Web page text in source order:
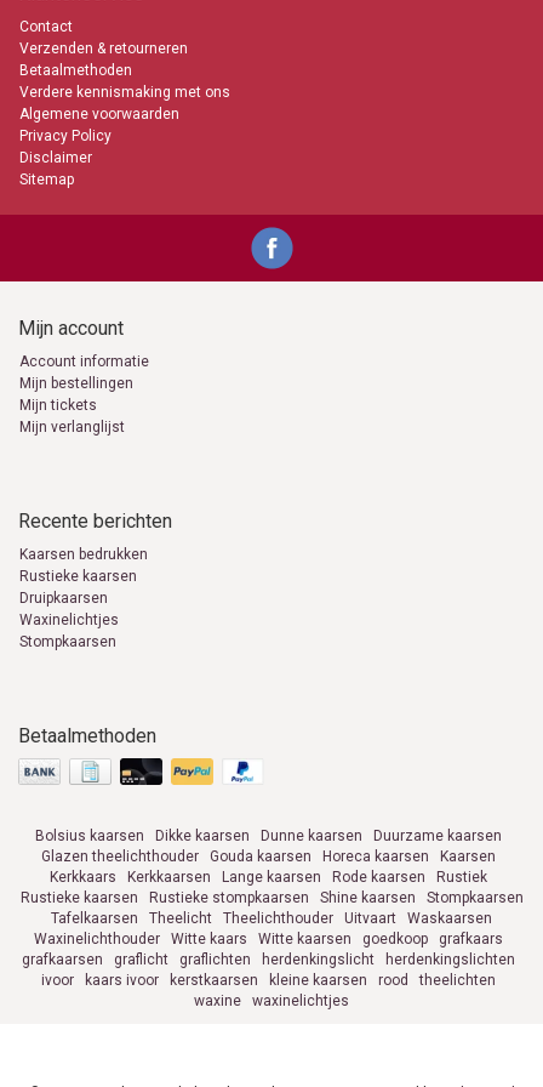
Een kaarsje branden kan voor allerlei gebeurtenissen. Een Kerkkaars
is daar uitermate geschikt voor. Je kunt het zo gek niet bedenken of
het wordt wel gedaan. Een kaarsje zo maar branden, om sfeer
te creëren tijdens een gezellig samenzijn met familie, vrienden of je
geliefde, als herdenking, om een wens te doen, om licht te geven, of
warmte, om in nood iets te kunnen zien. Kaarsen-online garandeert
de kwaliteit van deze Kerkkaarsen en de daarbij behorende branduren.
Tevens is de pit (lont) gemaakt van hoogwaardig geweven katoen.
Contact
Verzenden & retourneren
Betaalmethoden
Verdere kennismaking met ons
Algemene voorwaarden
Privacy Policy
Disclaimer
Sitemap
Mijn account
Account informatie
Mijn bestellingen
Mijn tickets
Mijn verlanglijst
Recente berichten
Kaarsen bedrukken
Rustieke kaarsen
Druipkaarsen
Waxinelichtjes
Stompkaarsen
Betaalmethoden
Bolsius kaarsen Dikke kaarsen Dunne kaarsen
Duurzame kaarsen
Glazen theelichthouder
Gouda kaarsen Horeca kaarsen
Kaarsen
Kerkkaars
Kerkkaarsen Lange kaarsen Rode kaarsen
Rustiek
Rustieke kaarsen
Rustieke stompkaarsen Shine kaarsen
Stompkaarsen
Tafelkaarsen
Theelicht Theelichthouder Uitvaart
Waskaarsen
Waxinelichthouder
Witte kaars Witte kaarsen goedkoop
grafkaars
grafkaarsen
graflicht graflichten herdenkingslicht
herdenkingslichten
ivoor
kaars ivoor kerstkaarsen kleine kaarsen rood
theelichten
waxine
waxinelichtjes